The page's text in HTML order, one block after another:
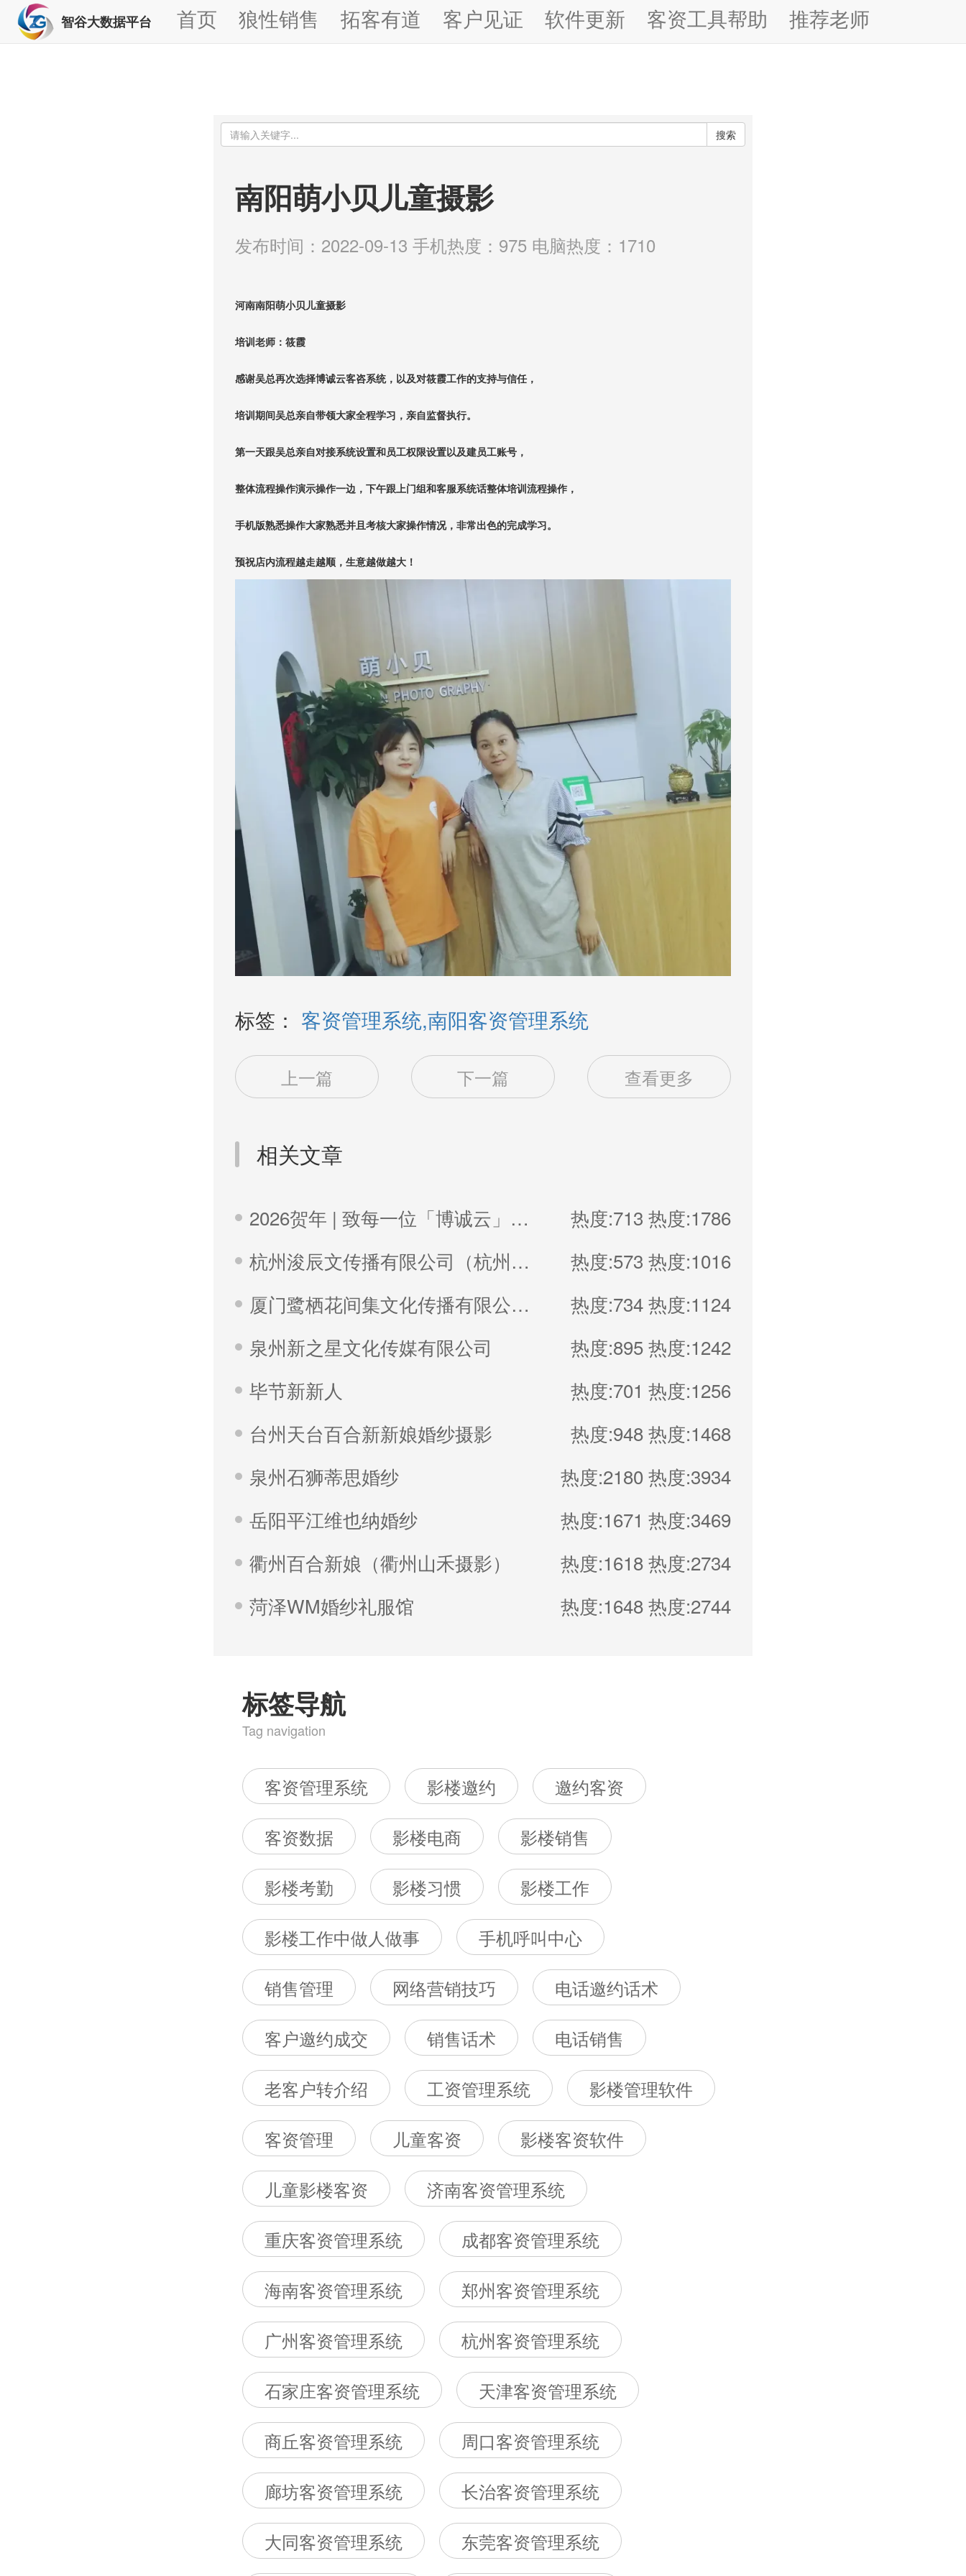
智谷大数据平台 首页 狼性销售 拓客有道 客户见证 软件更新 客资工具帮助 推荐老师
搜索
南阳萌小贝儿童摄影
发布时间：2022-09-13 手机热度：975 电脑热度：1710
河南南阳萌小贝儿童摄影
培训老师：筱霞
感谢吴总再次选择博诚云客咨系统，以及对筱霞工作的支持与信任，
培训期间吴总亲自带领大家全程学习，亲自监督执行。
第一天跟吴总亲自对接系统设置和员工权限设置以及建员工账号，
整体流程操作演示操作一边，下午跟上门组和客服系统话整体培训流程操作，
手机版熟悉操作大家熟悉并且考核大家操作情况，非常出色的完成学习。
预祝店内流程越走越顺，生意越做越大！
标签： 客资管理系统,南阳客资管理系统
上一篇 下一篇 查看更多
相关文章
2026贺年 | 致每一位「博诚云」的家人 热度:713 热度:1786
杭州浚辰文传播有限公司（杭州无界影像空间）
热度:573 热度:1016
厦门鹭栖花间集文化传播有限公司（福建厦门良辰集摄影）
热度:734热度:1124
泉州新之星文化传媒有限公司
热度:895热度:1242
毕节新新人
热度:701 热度:1256
台州天台百合新新娘婚纱摄影
热度:948热度:1468
泉州石狮蒂思婚纱
热度:2180 热度:3934
岳阳平江维也纳婚纱
热度:1671 热度:3469
衢州百合新娘（衢州山禾摄影）
热度:1618热度:2734
菏泽WM婚纱礼服馆
热度:1648热度:2744
标签导航
Tag navigation
客资管理系统 影楼邀约
邀约客资
客资数据
影楼电商
影楼销售
影楼考勤
影楼习惯
影楼工作
影楼工作中做人做事
手机呼叫中心
销售管理
网络营销技巧
电话邀约话术
客户邀约成交
销售话术
电话销售
老客户转介绍
工资管理系统
影楼管理软件
客资管理
儿童客资
影楼客资软件
儿童影楼客资
济南客资管理系统
重庆客资管理系统
成都客资管理系统
海南客资管理系统
郑州客资管理系统
广州客资管理系统
杭州客资管理系统
石家庄客资管理系统
天津客资管理系统
商丘客资管理系统
周口客资管理系统
廊坊客资管理系统
长治客资管理系统
大同客资管理系统
东莞客资管理系统